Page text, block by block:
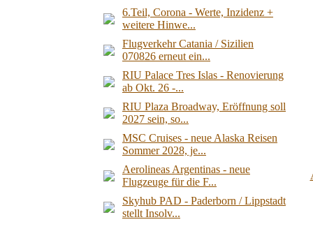
6.Teil, Corona - Werte, Inzidenz +
weitere Hinwe...
Flugverkehr Catania / Sizilien
070826 erneut ein...
RIU Palace Tres Islas - Renovierung
ab Okt. 26 -...
RIU Plaza Broadway, Eröffnung soll
2027 sein, so...
MSC Cruises - neue Alaska Reisen
Sommer 2028, je...
Aerolineas Argentinas - neue
Flugzeuge für die F...
Skyhub PAD - Paderborn / Lippstadt
stellt Insolv...